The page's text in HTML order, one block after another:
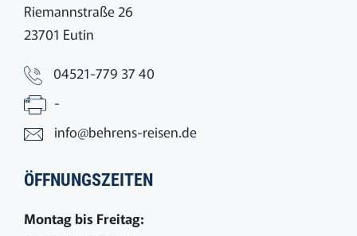
Riemannstraße 26
23701 Eutin
04521-779 37 40
-
info@behrens-reisen.de
ÖFFNUNGSZEITEN
Montag bis Freitag: